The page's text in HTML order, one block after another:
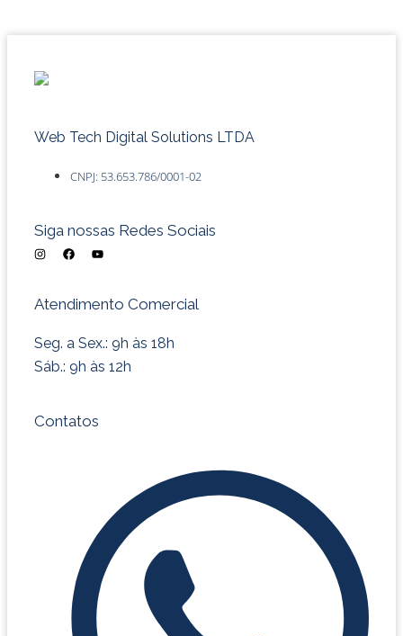
Web Tech Digital Solutions LTDA
CNPJ: 53.653.786/0001-02
Siga nossas Redes Sociais
I
n
a
g
m
F
a
b
o
Y
o
b
Atendimento Comercial
Seg. a Sex.: 9h às 18h
Sáb.: 9h às 12h
Contatos